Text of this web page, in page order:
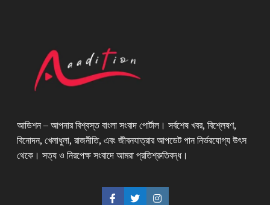
আডিশন – আপনার বিশ্বস্ত বাংলা সংবাদ পোর্টাল। সর্বশেষ খবর, বিশ্লেষণ,
বিনোদন, খেলাধুলা, রাজনীতি, এবং জীবনযাত্রার আপডেট পান নির্ভরযোগ্য উৎস
থেকে। সত্য ও নিরপেক্ষ সংবাদে আমরা প্রতিশ্রুতিবদ্ধ।